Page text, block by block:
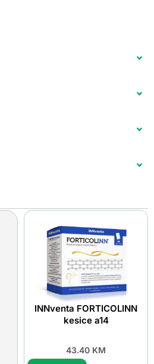
INNventa FORTICOLINN
kesice a14
43.40 KM